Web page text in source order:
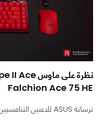
Falchion Ace 75 HE
ترسانة ASUS للاعبين التنافسيين!